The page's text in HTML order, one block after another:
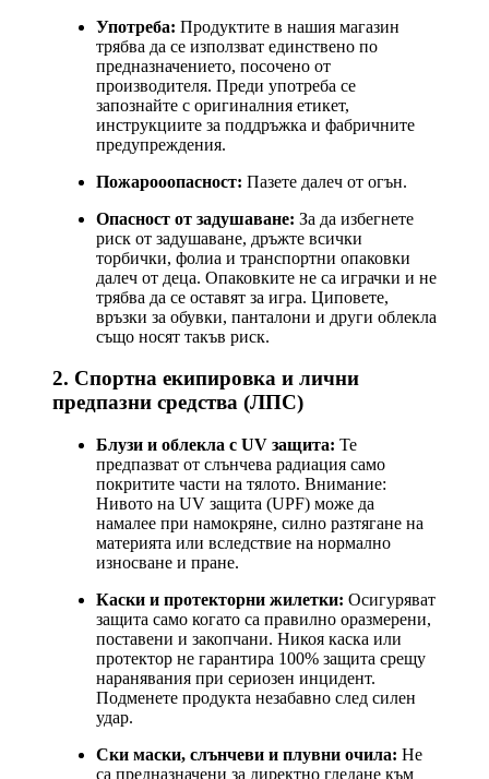
Употреба: Продуктите в нашия магазин
трябва да се използват единствено по
предназначението, посочено от
производителя. Преди употреба се
запознайте с оригиналния етикет,
инструкциите за поддръжка и фабричните
предупреждения.
Пожарооопасност: Пазете далеч от огън.
Опасност от задушаване: За да избегнете
риск от задушаване, дръжте всички
торбички, фолиа и транспортни опаковки
далеч от деца. Опаковките не са играчки и не
трябва да се оставят за игра. Циповете,
връзки за обувки, панталони и други облекла
също носят такъв риск.
2. Спортна екипировка и лични
предпазни средства (ЛПС)
Блузи и облекла с UV защита: Те
предпазват от слънчева радиация само
покритите части на тялото. Внимание:
Нивото на UV защита (UPF) може да
намалее при намокряне, силно разтягане на
материята или вследствие на нормално
износване и пране.
Каски и протекторни жилетки: Осигуряват
защита само когато са правилно оразмерени,
поставени и закопчани. Никоя каска или
протектор не гарантира 100% защита срещу
наранявания при сериозен инцидент.
Подменете продукта незабавно след силен
удар.
Ски маски, слънчеви и плувни очила: Не
са предназначени за директно гледане към